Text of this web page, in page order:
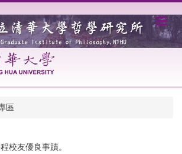
區
校友優良事蹟。